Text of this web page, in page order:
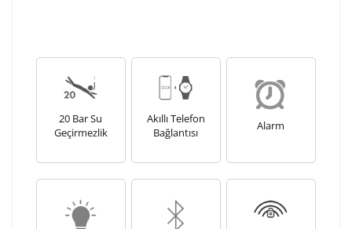
20 Bar Su
Geçirmezlik
Akıllı Telefon
Bağlantısı
Alarm